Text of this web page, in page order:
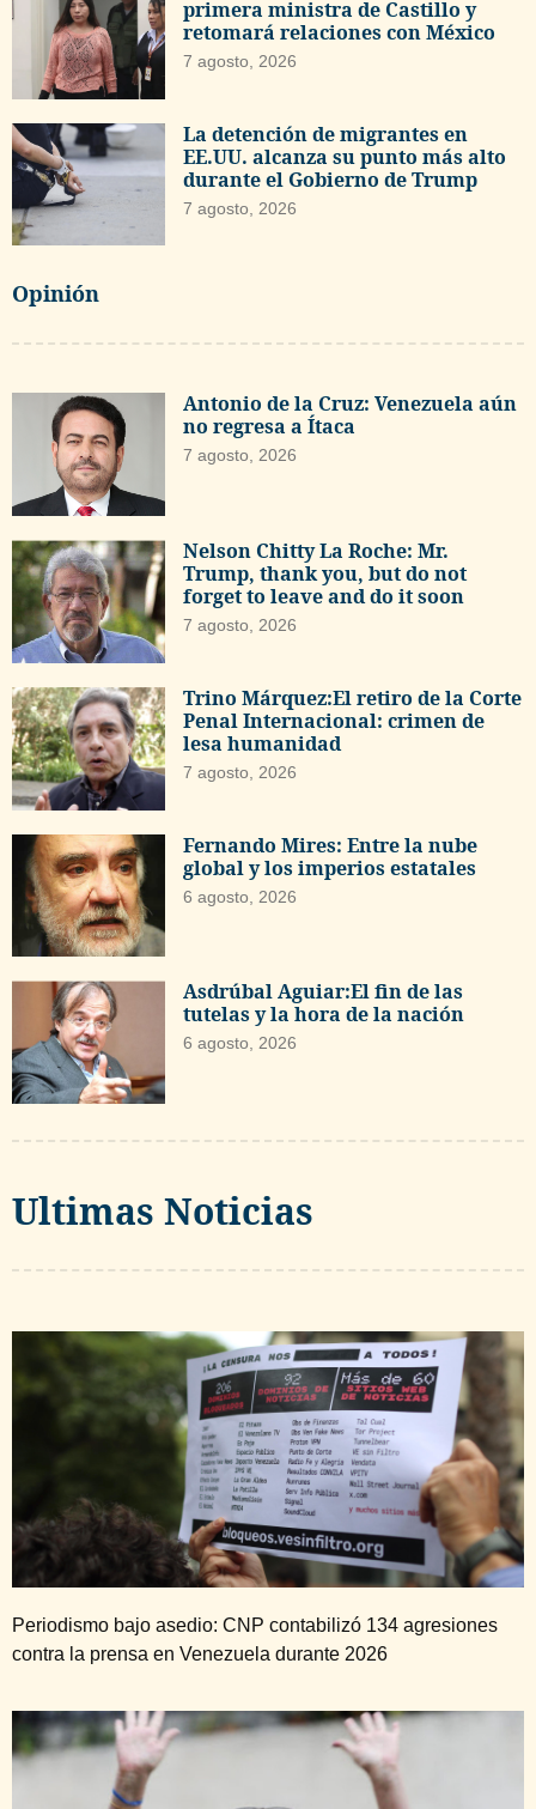
primera ministra de Castillo y
retomará relaciones con México
7 agosto, 2026
La detención de migrantes en
EE.UU. alcanza su punto más alto
durante el Gobierno de Trump
7 agosto, 2026
Opinión
Antonio de la Cruz: Venezuela aún
no regresa a Ítaca
7 agosto, 2026
Nelson Chitty La Roche: Mr.
Trump, thank you, but do not
forget to leave and do it soon
7 agosto, 2026
Trino Márquez:El retiro de la Corte
Penal Internacional: crimen de
lesa humanidad
7 agosto, 2026
Fernando Mires: Entre la nube
global y los imperios estatales
6 agosto, 2026
Asdrúbal Aguiar:El fin de las
tutelas y la hora de la nación
6 agosto, 2026
Ultimas Noticias
Periodismo bajo asedio: CNP contabilizó 134 agresiones
contra la prensa en Venezuela durante 2026